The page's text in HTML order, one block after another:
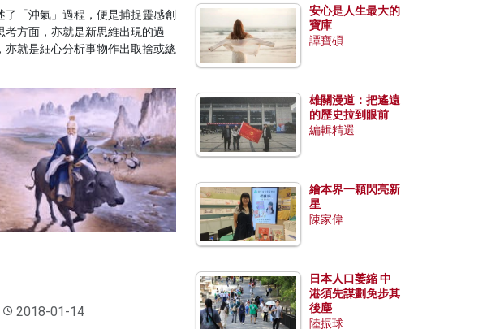
了「沖氣」過程，便是捕捉靈感創
考方面，亦就是新思維出現的過
亦就是細心分析事物作出取捨或總
2018-01-14
安心是人生最大的
寶庫
譚寶碩
雄關漫道：把遙遠
的歷史拉到眼前
編輯精選
繪本界一顆閃亮新
星
陳家偉
日本人口萎縮 中
港須先謀劃免步其
後塵
陸振球